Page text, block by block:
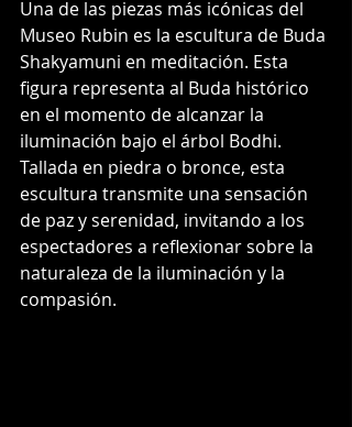
Una de las piezas más icónicas del
Museo Rubin es la escultura de Buda
Shakyamuni en meditación. Esta
figura representa al Buda histórico
en el momento de alcanzar la
iluminación bajo el árbol Bodhi.
Tallada en piedra o bronce, esta
escultura transmite una sensación
de paz y serenidad, invitando a los
espectadores a reflexionar sobre la
naturaleza de la iluminación y la
compasión.